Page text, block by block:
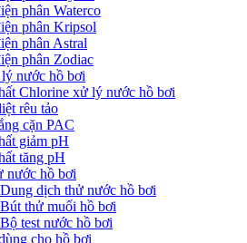
phân Waterco
phân Kripsol
phân Astral
phân Zodiac
nước hồ bơi
Chlorine xử lý nước hồ bơi
rêu tảo
cặn PAC
giảm pH
tăng pH
nước hồ bơi
Dung dịch thử nước hồ bơi
Bút thử muối hồ bơi
Bộ test nước hồ bơi
cho hồ bơi